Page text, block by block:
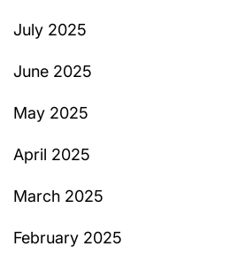
July 2025
June 2025
May 2025
April 2025
March 2025
February 2025